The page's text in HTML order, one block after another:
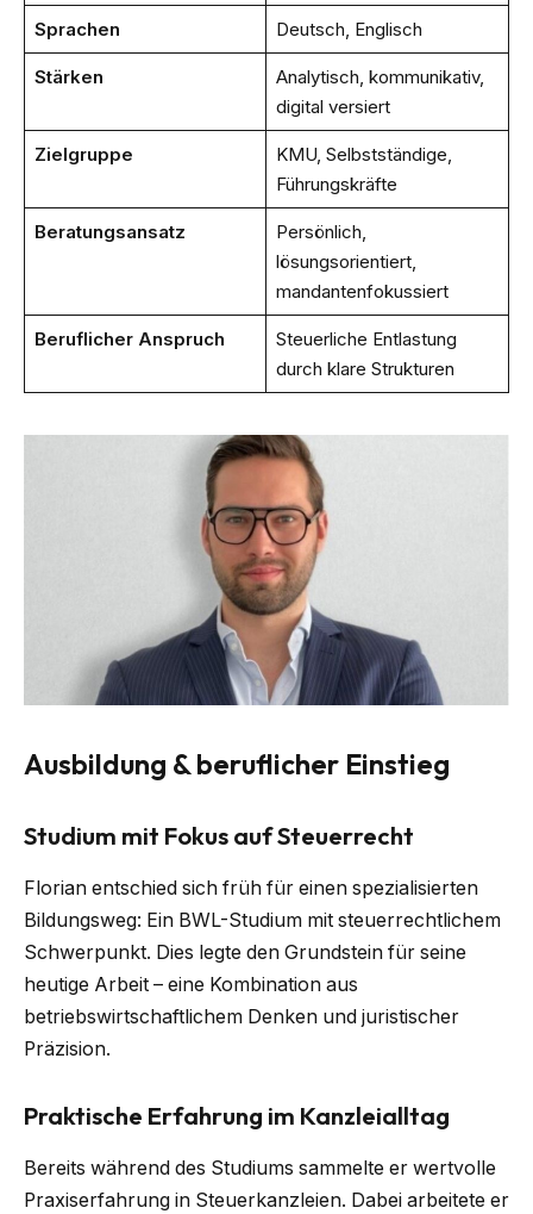
Sprachen Deutsch, Englisch
Stärken
Analytisch, kommunikativ,
digital versiert
Zielgruppe
KMU, Selbstständige,
Führungskräfte
Beratungsansatz
Persönlich,
lösungsorientiert,
mandantenfokussiert
Beruflicher Anspruch
Steuerliche Entlastung
durch klare Strukturen
Ausbildung & beruflicher Einstieg
Studium mit Fokus auf Steuerrecht
Florian entschied sich früh für einen spezialisierten
Bildungsweg: Ein BWL-Studium mit steuerrechtlichem
Schwerpunkt. Dies legte den Grundstein für seine
heutige Arbeit – eine Kombination aus
betriebswirtschaftlichem Denken und juristischer
Präzision.
Praktische Erfahrung im Kanzleialltag
Bereits während des Studiums sammelte er wertvolle
Praxiserfahrung in Steuerkanzleien. Dabei arbeitete er